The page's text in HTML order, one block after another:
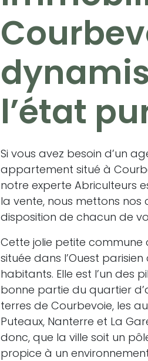
l’état
Si vous avez besoin d’un
appartement situé à
notre experte Abriculteurs
la vente, nous mettons
disposition de chacun de
Cette jolie petite
située dans l’Ouest
habitants. Elle est l’un des
bonne partie du quartier
terres de Courbevoie, les
Puteaux, Nanterre et La
donc, que la ville soit un
propice à un